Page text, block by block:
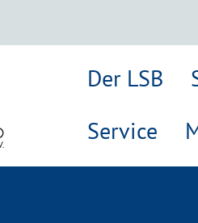
Der LSB
Service